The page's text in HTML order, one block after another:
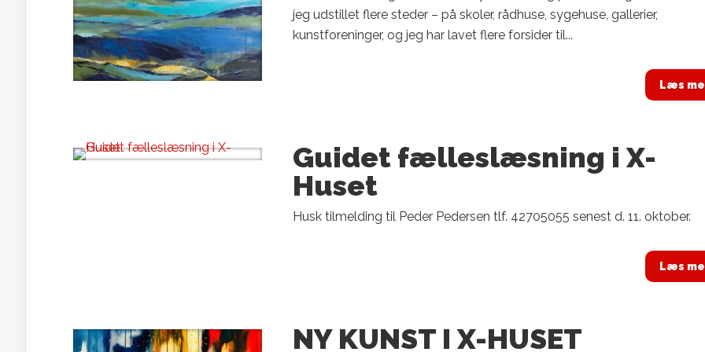
jeg udstillet flere steder – på skoler, rådhuse, sygehuse, gallerier,
kunstforeninger, og jeg har lavet flere forsider til...
Læs
Guidet fælleslæsning i X-
Huset
Husk tilmelding til Peder Pedersen tlf. 42705055 senest d. 11. oktober.
Læs
NY KUNST I X-HUSET